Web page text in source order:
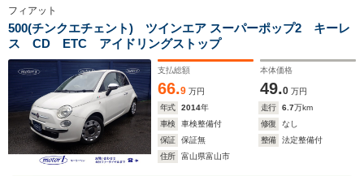
フィアット
500(チンクエチェント) ツインエア スーパーポップ2 キーレ
ス CD ETC アイドリングストップ
支払総額
66.9 万円
本体価格
49.0 万円
年式
2014年 走行 6.7万km
車検
車検整備付 修復
なし
保証
保証無 整備
法定整備付
住所
富山県富山市